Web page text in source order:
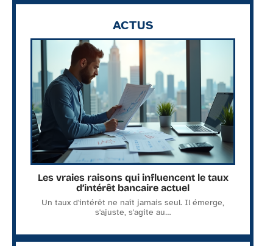
ACTUS
Les vraies raisons qui influencent le taux
d’intérêt bancaire actuel
Un taux d'intérêt ne naît jamais seul. Il émerge,
s'ajuste, s'agite au…